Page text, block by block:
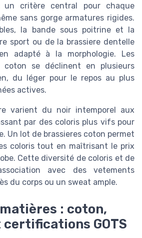
un critère central pour chaque
sans gorge armatures rigides.
la bande sous poitrine et la
sport ou de la brassiere dentelle
adapté à la morphologie. Les
coton se déclinent en plusieurs
du léger pour le repos au plus
actives.
varient du noir intemporel aux
par des coloris plus vifs pour
Un lot de brassieres coton permet
coloris tout en maîtrisant le prix
Cette diversité de coloris et de
avec des vetements
du corps ou un sweat ample.
: coton,
GOTS